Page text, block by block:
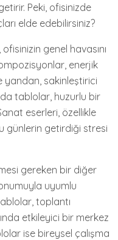
Peki, ofisinizde
elde edebilirsiniz?
genel havasını
enerjik
yandan, sakinleştirici
tablolar, huzurlu bir
eserleri, özellikle
günlerin getirdiği stresi
gereken bir diğer
uyumlu
toplantı
etkileyici bir merkez
ise bireysel çalışma